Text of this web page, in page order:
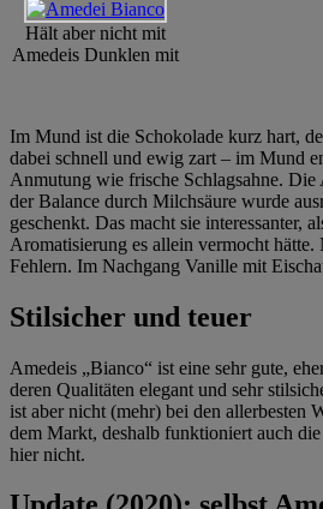
Hält aber nicht mit
Amedeis Dunklen mit
Im Mund ist die Schokolade kurz hart,
dabei schnell und ewig zart – im Mund
Anmutung wie frische Schlagsahne. Die
der Balance durch Milchsäure wurde
geschenkt. Das macht sie interessanter,
Aromatisierung es allein vermocht
Fehlern. Im Nachgang Vanille mit
Stilsicher und teuer
Amedeis „Bianco“ ist eine sehr gute,
deren Qualitäten elegant und sehr
ist aber nicht (mehr) bei den allerbesten
dem Markt, deshalb funktioniert auch
hier nicht.